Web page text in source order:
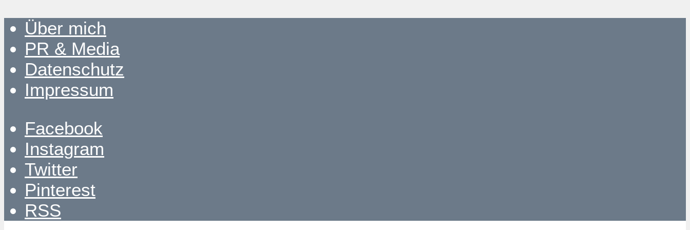
Über mich
PR & Media
Datenschutz
Impressum
Facebook
Instagram
Twitter
Pinterest
RSS